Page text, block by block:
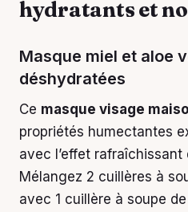
hydratants et
Masque miel et aloe
déshydratées
Ce masque visage
propriétés humectantes
avec l’effet rafraîchissant
Mélangez 2 cuillères à
avec 1 cuillère à soupe